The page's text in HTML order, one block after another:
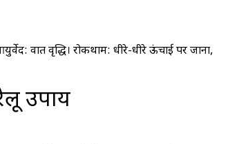
वृद्धि। रोकथाम: धीरे-धीरे ऊंचाई पर जाना,
उपाय